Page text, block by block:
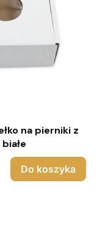
na pierniki z
Do koszyka